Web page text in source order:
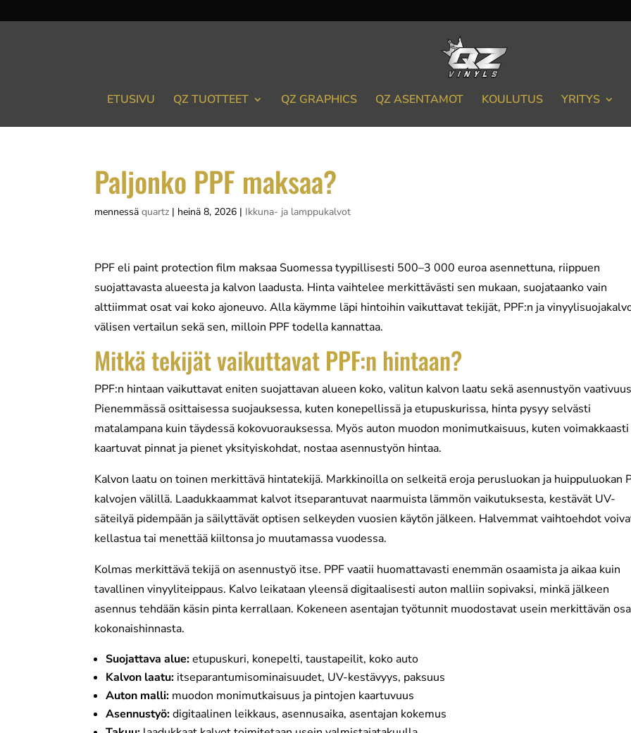
ETUSIVU QZ TUOTTEET QZ GRAPHICS QZ ASENTAMOT KOULUTUS YRITYS
Paljonko PPF maksaa?
mennessäquartz | heinä 8, 2026 | Ikkuna- ja lamppukalvot
PPF eli paint protection film maksaa Suomessa tyypillisesti 500–3 000 euroa asennettuna, riippuen
suojattavasta alueesta ja kalvon laadusta. Hinta vaihtelee merkittävästi sen mukaan, suojataanko vain
alttiimmat osat vai koko ajoneuvo. Alla käymme läpi hintoihin vaikuttavat tekijät, PPF:n ja
välisen vertailun sekä sen, milloin PPF todella kannattaa.
Mitkä tekijät vaikuttavat PPF:n hintaan?
PPF:n hintaan vaikuttavat eniten suojattavan alueen koko, valitun kalvon laatu sekä asennustyön
Pienemmässä osittaisessa suojauksessa, kuten konepellissä ja etupuskurissa, hinta pysyy selvästi
matalampana kuin täydessä kokovuorauksessa. Myös auton muodon monimutkaisuus, kuten voimakkaasti
kaartuvat pinnat ja pienet yksityiskohdat, nostaa asennustyön hintaa.
Kalvon laatu on toinen merkittävä hintatekijä. Markkinoilla on selkeitä eroja perusluokan ja huippuluokan
kalvojen välillä. Laadukkaammat kalvot itseparantuvat naarmuista lämmön vaikutuksesta, kestävät UV-
säteilyä pidempään ja säilyttävät optisen selkeyden vuosien käytön jälkeen. Halvemmat vaihtoehdot
kellastua tai menettää kiiltonsa jo muutamassa vuodessa.
Kolmas merkittävä tekijä on asennustyö itse. PPF vaatii huomattavasti enemmän osaamista ja aikaa kuin
tavallinen vinyyliteippaus. Kalvo leikataan yleensä digitaalisesti auton malliin sopivaksi, minkä jälkeen
asennus tehdään käsin pinta kerrallaan. Kokeneen asentajan työtunnit muodostavat usein merkittävän
kokonaishinnasta.
Suojattava alue:etupuskuri, konepelti, taustapeilit, koko auto
Kalvon laatu: itseparantumisominaisuudet, UV-kestävyys, paksuus
Auton malli: muodon monimutkaisuus ja pintojen kaartuvuus
Asennustyö:digitaalinen leikkaus, asennusaika, asentajan kokemus